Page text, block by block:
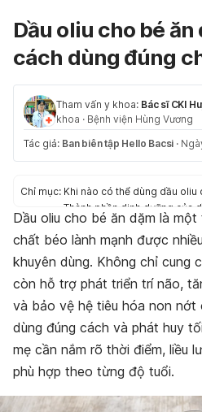
Dầu oliu cho bé ăn
cách dùng đúng
Tham vấn y khoa: Bác sĩ CKI
khoa · Bệnh viện Hùng Vương
Tác giả: Ban biên tập Hello Bacsi ·
Chỉ mục: Khi nào có thể dùng dầu oliu
Thành phần dinh dưỡng của
Lợi ích của dầu oliu cho bé
Cách dùng dầu oliu cho bé
Dầu oliu cho bé ăn dặm là
chất béo lành mạnh được
khuyên dùng. Không chỉ cung
còn hỗ trợ phát triển trí não,
và bảo vệ hệ tiêu hóa non nớt
dùng đúng cách và phát huy
mẹ cần nắm rõ thời điểm, liều
phù hợp theo từng độ tuổi.